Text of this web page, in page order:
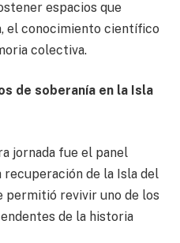
espacios que
el conocimiento científico
colectiva.
de soberanía en la Isla
jornada fue el panel
recuperación de la Isla del
permitió revivir uno de los
de la historia